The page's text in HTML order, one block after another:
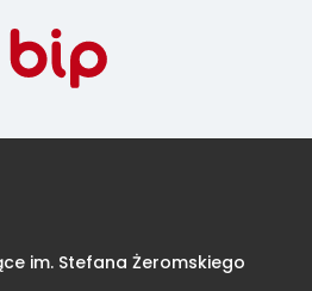
im. Stefana Żeromskiego